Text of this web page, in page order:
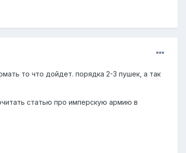
то что дойдет. порядка 2-3 пушек, а так
статью про имперскую армию в